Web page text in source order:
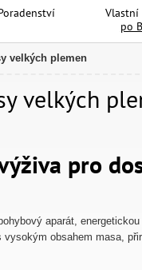
Vlastní
po
velkých plemen
velkých
pro
aparát,
obsahem masa,